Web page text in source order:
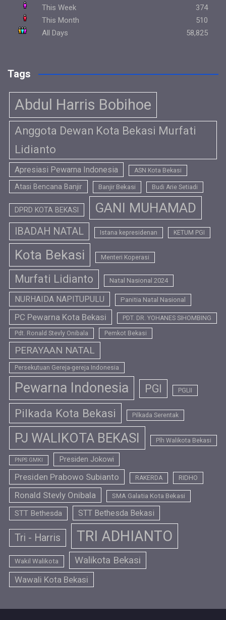
This Week
374
This Month
510
All Days
58,825
Tags
Abdul Harris Bobihoe
Anggota Dewan Kota Bekasi Murfati
Lidianto
Apresiasi Pewarna Indonesia ASN Kota Bekasi
Atasi Bencana Banjir Banjir Bekasi Budi Arie Setiadi
DPRD KOTA BEKASI GANI MUHAMAD
IBADAH NATAL Istana kepresidenan KETUM PGI
Kota Bekasi Menteri Koperasi
Murfati Lidianto Natal Nasional 2024
NURHAIDA NAPITUPULU Panitia Natal Nasional
PC Pewarna Kota Bekasi PDT. DR. YOHANES SIHOMBING
Pdt. Ronald Stevly Onibala Pemkot Bekasi
PERAYAAN NATAL
Persekutuan Gereja-gereja Indonesia
Pewarna Indonesia PGI PGLII
Pilkada Kota Bekasi Pilkada Serentak
PJ WALIKOTA BEKASI Plh Walikota Bekasi
PNPS GMKI Presiden Jokowi
Presiden Prabowo Subianto RAKERDA RIDHO
Ronald Stevly Onibala SMA Galatia Kota Bekasi
STT Bethesda STT Bethesda Bekasi
Tri - Harris TRI ADHIANTO
Wakil Walikota Walikota Bekasi
Wawali Kota Bekasi